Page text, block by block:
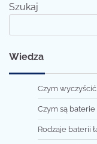
wpisach
Szukaj
Wiedza
Czym
Czym są
Rodzaje baterii